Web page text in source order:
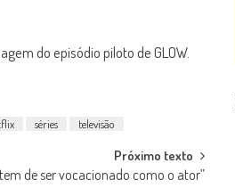
do episódio piloto de GLOW.
séries televisão
Próximo texto
de ser vocacionado como o ator”